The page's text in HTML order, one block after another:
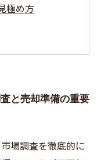
極め方
から内覧対応ま
と売却準備の重要
場調査を徹底的に